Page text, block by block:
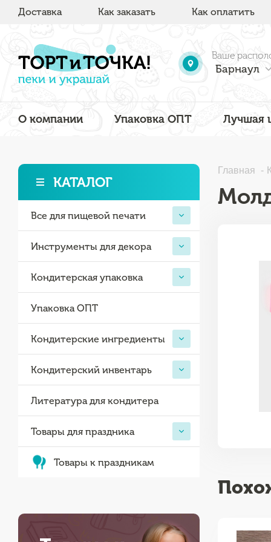
Доставка Как заказать Как оплатить
Ваше
Барнаул
О компании Упаковка ОПТ Лучшая
КАТАЛОГ
Все для пищевой печати
Инструменты для декора
Кондитерская упаковка
Упаковка ОПТ
Кондитерские ингредиенты
Кондитерский инвентарь
Литература для кондитера
Товары для праздника
Товары к праздникам
Главная